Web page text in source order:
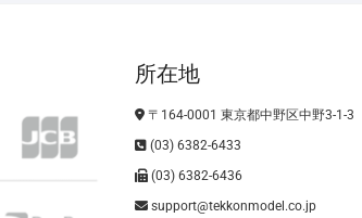
所在地
〒164-0001 東京都中野区中野3-1-3
(03) 6382-6433
(03) 6382-6436
support@tekkonmodel.co.jp